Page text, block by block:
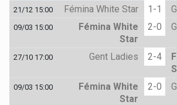
21/12 15:00 Fémina White Star 1-1
09/03 15:00
Fémina White
Star
2-0
27/10 17:00 Gent Ladies 2-4
09/03 15:00
Fémina White
Star
2-0